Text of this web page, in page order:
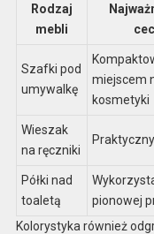
Rodzaj
mebli
Szafki pod
umywalkę
miejscem
kosmetyki
Wieszak
na ręczniki
Półki nad
toaletą
pionowej
Kolorystyka również